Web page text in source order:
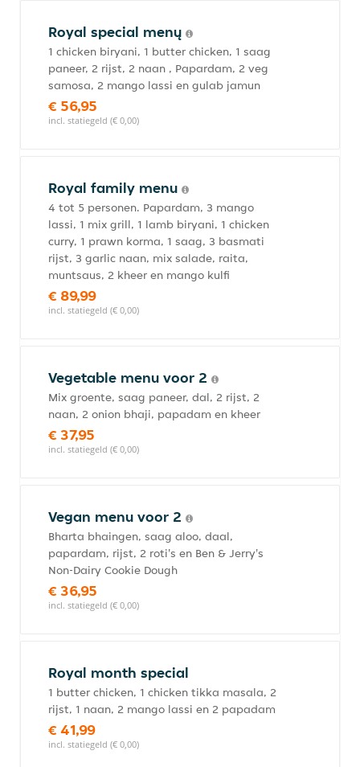
Royal special menų
1 chicken biryani, 1 butter chicken, 1 saag
paneer, 2 rijst, 2 naan , Papardam, 2 veg
samosa, 2 mango lassi en gulab jamun
€ 56,95
incl. statiegeld (€ 0,00)
Royal family menu
4 tot 5 personen. Papardam, 3 mango
lassi, 1 mix grill, 1 lamb biryani, 1 chicken
curry, 1 prawn korma, 1 saag, 3 basmati
rijst, 3 garlic naan, mix salade, raita,
muntsaus, 2 kheer en mango kulfi
€ 89,99
incl. statiegeld (€ 0,00)
Vegetable menu voor 2
Mix groente, saag paneer, dal, 2 rijst, 2
naan, 2 onion bhaji, papadam en kheer
€ 37,95
incl. statiegeld (€ 0,00)
Vegan menu voor 2
Bharta bhaingen, saag aloo, daal,
papardam, rijst, 2 roti's en Ben & Jerry's
Non-Dairy Cookie Dough
€ 36,95
incl. statiegeld (€ 0,00)
Royal month special
1 butter chicken, 1 chicken tikka masala, 2
rijst, 1 naan, 2 mango lassi en 2 papadam
€ 41,99
incl. statiegeld (€ 0,00)